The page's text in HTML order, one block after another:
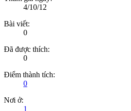
4/10/12
Bài viết:
0
Đã được thích:
0
Điểm thành tích:
0
Nơi ở:
1